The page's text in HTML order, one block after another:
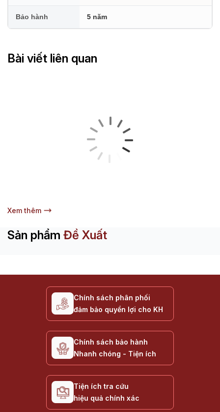
Bảo hành 5 năm
Bài viết liên quan
Xem thêm
Sản phẩm Đề Xuất
Chính sách phân phối
đảm bảo quyền lợi cho KH
Chính sách bảo hành
Nhanh chóng - Tiện ích
Tiện ích tra cứu
hiệu quả chính xác